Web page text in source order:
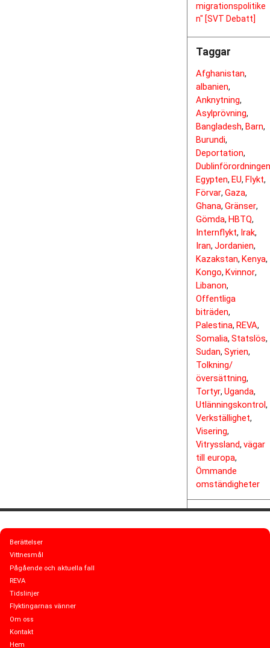
migrationspolitike
n" [SVT Debatt]
Taggar
Afghanistan,
albanien,
Anknytning,
Asylprövning,
Bangladesh, Barn,
Burundi,
Deportation,
Egypten, EU, Flykt,
Förvar,Gaza,
Ghana,Gränser,
Gömda, HBTQ,
Internflykt, Irak,
Iran,Jordanien,
Kazakstan, Kenya,
Kongo, Kvinnor,
Libanon,
Offentliga
biträden,
Palestina, REVA,
Somalia,Statslös,
Sudan,Syrien,
Tolkning/
översättning,
Tortyr,Uganda,
Utlänningskontrol,
Verkställighet,
Visering,
Vitryssland,vägar
till europa,
Ömmande
omständigheter
Berättelser
Vittnesmål
Pågående och aktuella fall
REVA
Tidslinjer
Flyktingarnas vänner
Om oss
Kontakt
Hem